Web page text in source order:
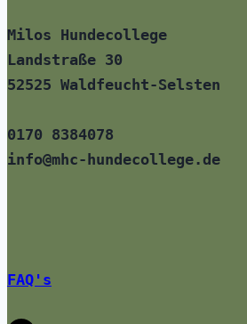
Milos Hundecollege
Landstraße 30
52525 Waldfeucht-Selsten
0170 8384078
info@mhc-hundecollege.de
FAQ's